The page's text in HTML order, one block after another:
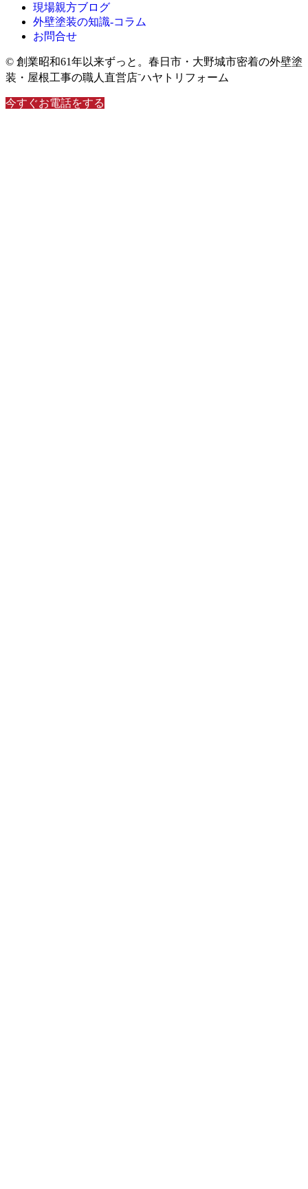
現場親方ブログ
外壁塗装の知識‐コラム
お問合せ
© 創業昭和61年以来ずっと。春日市・大野城市密着の外壁塗
装・屋根工事の職人直営店⁻ハヤトリフォーム
今すぐお電話をする